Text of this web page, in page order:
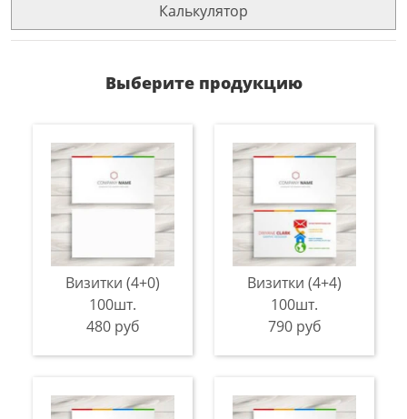
Калькулятор
Выберите продукцию
Визитки (4+0)
100шт.
480 руб
Визитки (4+4)
100шт.
790 руб